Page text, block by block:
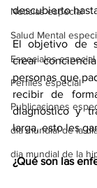
Noticias especial
Salud Mental
Especiales especial
Perfiles especial
Publicaciones
dia mundial de la
dia mundial de la
descubierto
El objetivo de
crear
personas que
recibir de
diagnóstico y
larga, esto les
¿Qué son las